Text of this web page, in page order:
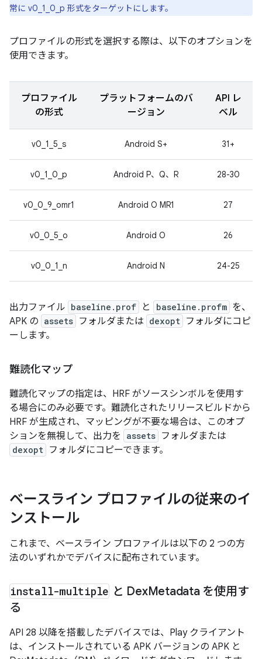
常に v0_1_0_p 形式をターゲットにします。
プロファイルの形式を選択する際は、以下のオプションを
使用できます。
プロファイル
の形式
プラットフォームのバ
ージョン
API レ
ベル
v0_1_5_s Android S+ 31+
v0_1_0_p Android P、Q、R 28-30
v0_0_9_omr1 Android O MR1 27
v0_0_5_o Android O 26
v0_0_1_n Android N 24-25
出力ファイル baseline.prof と baseline.profm を、
APK の assets フォルダまたは dexopt フォルダにコピ
ーします。
難読化マップ
難読化マップの指定は、HRF がソースシンボルを使用す
る場合にのみ必要です。難読化されたリリースビルドから
HRF が生成され、マッピングが不要な場合は、このオプ
ションを無視して、出力を
assets フォルダまたは
dexopt フォルダにコピーできます。
ベースライン プロファイルの従来のイ
ンストール
これまで、ベースライン プロファイルは以下の 2 つの方
法のいずれかでデバイスに配布されています。
install-multiple と DexMetadata を使用す
る
API 28 以降を搭載したデバイスでは、Play クライアント
は、インストールされている APK バージョンの APK と